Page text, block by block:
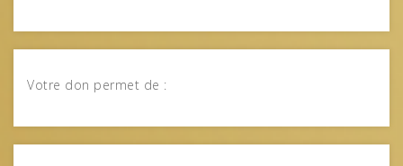
Votre don permet de :